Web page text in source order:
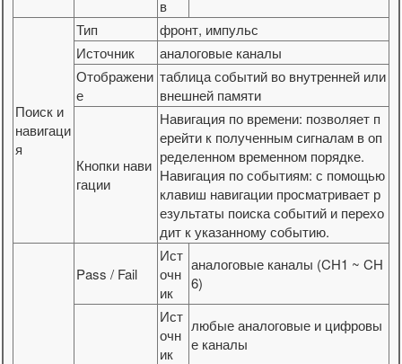
в
Поиск и
навигаци
я
Тип
фронт, импульс
Источник
аналоговые каналы
Отображени
е
таблица событий во внутренней или
внешней памяти
Кнопки нави
гации
Навигация по времени: позволяет п
ерейти к полученным сигналам в оп
ределенном временном порядке.
Навигация по событиям: с помощью
клавиш навигации просматривает р
езультаты поиска событий и перехо
дит к указанному событию.
Pass / Fail
Ист
очн
ик
аналоговые каналы (CH1 ~ CH
6)
Ист
очн
ик
любые аналоговые и цифровы
е каналы